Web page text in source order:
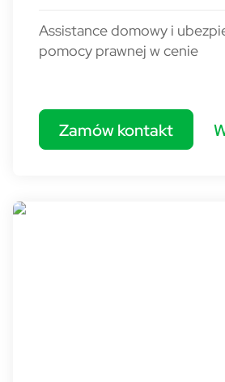
Assistance domowy i
pomocy prawnej w cenie
Zamów kontakt